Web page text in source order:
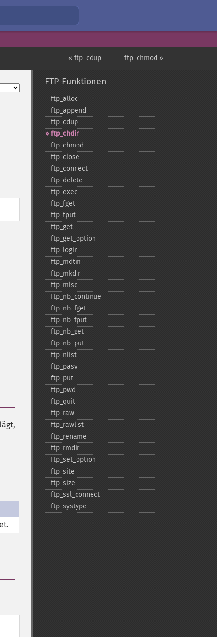
ftp_chmod »
« ftp_cdup
FTP-Funktionen
ftp_​alloc
ftp_​append
ftp_​cdup
ftp_​chdir
ftp_​chmod
ftp_​close
ftp_​connect
ftp_​delete
ftp_​exec
ftp_​fget
ftp_​fput
ftp_​get
ftp_​get_​option
ftp_​login
ftp_​mdtm
ftp_​mkdir
ftp_​mlsd
ftp_​nb_​continue
ftp_​nb_​fget
ftp_​nb_​fput
ftp_​nb_​get
ftp_​nb_​put
ftp_​nlist
ftp_​pasv
ftp_​put
ftp_​pwd
ftp_​quit
ftp_​raw
ftp_​rawlist
ftp_​rename
ftp_​rmdir
ftp_​set_​option
ftp_​site
ftp_​size
ftp_​ssl_​connect
ftp_​systype